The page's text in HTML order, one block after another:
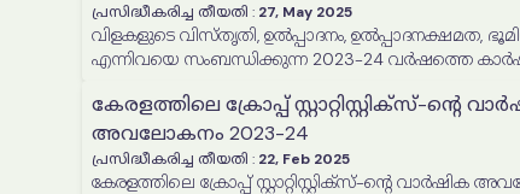
പ്രസിദ്ധീകരിച്ച തീയതി : 27, May 2025
വിളകളുടെ വിസ്തൃതി, ഉൽപ്പാദനം, ഉൽപ്പാദനക്ഷമത,
എന്നിവയെ സംബന്ധിക്കുന്ന 2023-24 വർഷത്തെ
കേരളത്തിലെ ക്രോപ്പ് സ്റ്റാറ്റിസ്റ്റിക്‌സ്-ന്റെ
അവലോകനം 2023-24
പ്രസിദ്ധീകരിച്ച തീയതി : 22, Feb 2025
കേരളത്തിലെ ക്രോപ്പ് സ്റ്റാറ്റിസ്റ്റിക്‌സ്-ന്റെ വാർഷിക